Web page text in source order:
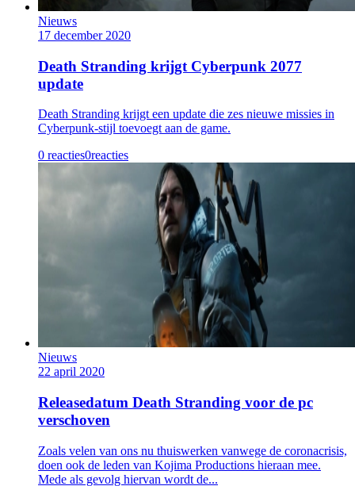
Nieuws
17 december 2020
Death Stranding krijgt Cyberpunk 2077
update
Death Stranding krijgt een update die zes nieuwe missies in
Cyberpunk-stijl toevoegt aan de game.
0 reacties0reacties
Nieuws
22 april 2020
Releasedatum Death Stranding voor de pc
verschoven
Zoals velen van ons nu thuiswerken vanwege de coronacrisis,
doen ook de leden van Kojima Productions hieraan mee.
Mede als gevolg hiervan wordt de...